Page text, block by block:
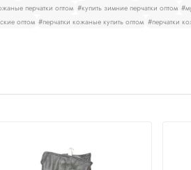
перчатки оптом #купить зимние перчатки оптом
оптом #перчатки кожаные купить оптом #перчатки